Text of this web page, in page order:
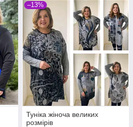
–13%
Туніка жіноча великих
розмірів